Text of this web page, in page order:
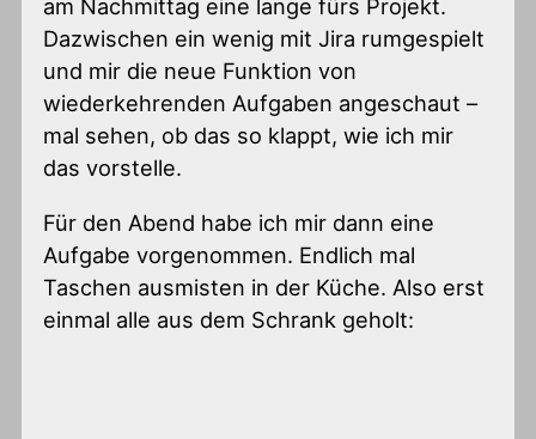
am Nachmittag eine lange fürs Projekt.
Dazwischen ein wenig mit Jira rumgespielt
und mir die neue Funktion von
wiederkehrenden Aufgaben angeschaut –
mal sehen, ob das so klappt, wie ich mir
das vorstelle.
Für den Abend habe ich mir dann eine
Aufgabe vorgenommen. Endlich mal
Taschen ausmisten in der Küche. Also erst
einmal alle aus dem Schrank geholt: